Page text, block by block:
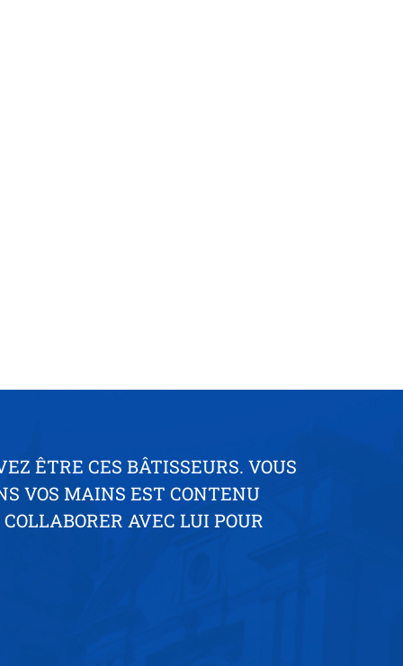
ÊTRE CES BÂTISSEURS. VOUS
VOS MAINS EST CONTENU
AVEC LUI POUR